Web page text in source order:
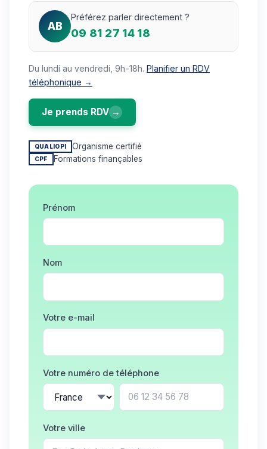
AB
Préférez parler directement ?
09 81 27 14 18
Du lundi au vendredi, 9h-18h. Planifier un RDV
téléphonique →
Je prends RDV →
QUALIOPI Organisme certifié
CPF Formations finançables
Prénom
Nom
Votre e-mail
Votre numéro de téléphone
Votre ville